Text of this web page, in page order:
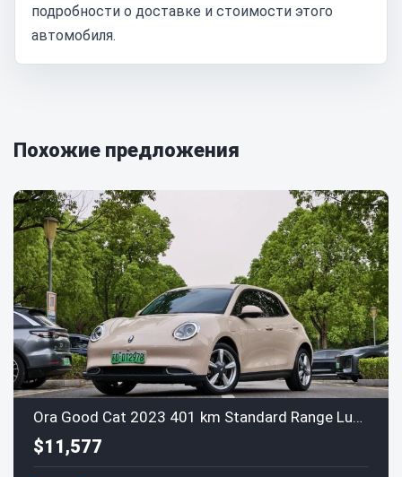
подробности о доставке и стоимости этого
автомобиля.
Похожие предложения
Ora Good Cat 2023 401 km Standard Range Luxury (LFP)
$11,577